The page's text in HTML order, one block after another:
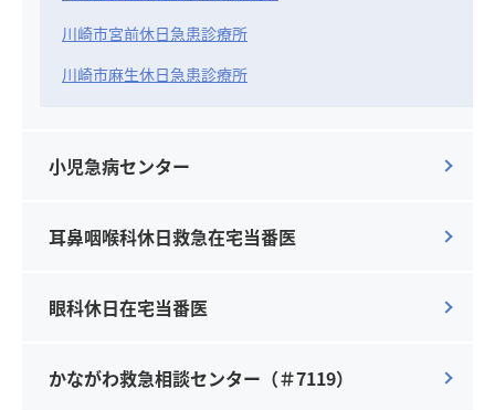
川崎市宮前休日急患診療所
川崎市麻生休日急患診療所
小児急病センター
耳鼻咽喉科休日救急在宅当番医
眼科休日在宅当番医
かながわ救急相談センター（＃7119）